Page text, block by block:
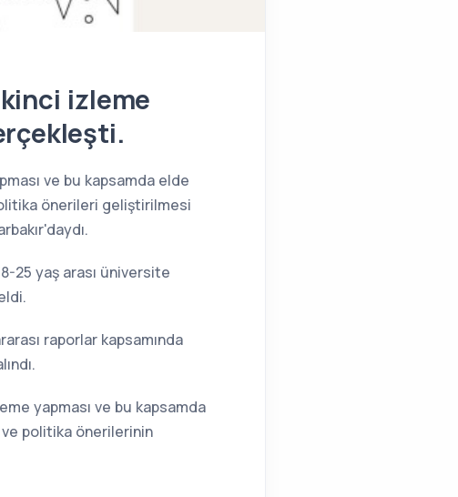
izleme
ve bu kapsamda elde
önerileri geliştirilmesi
25 yaş arası üniversite
raporlar kapsamında
yapması ve bu kapsamda
politika önerilerinin